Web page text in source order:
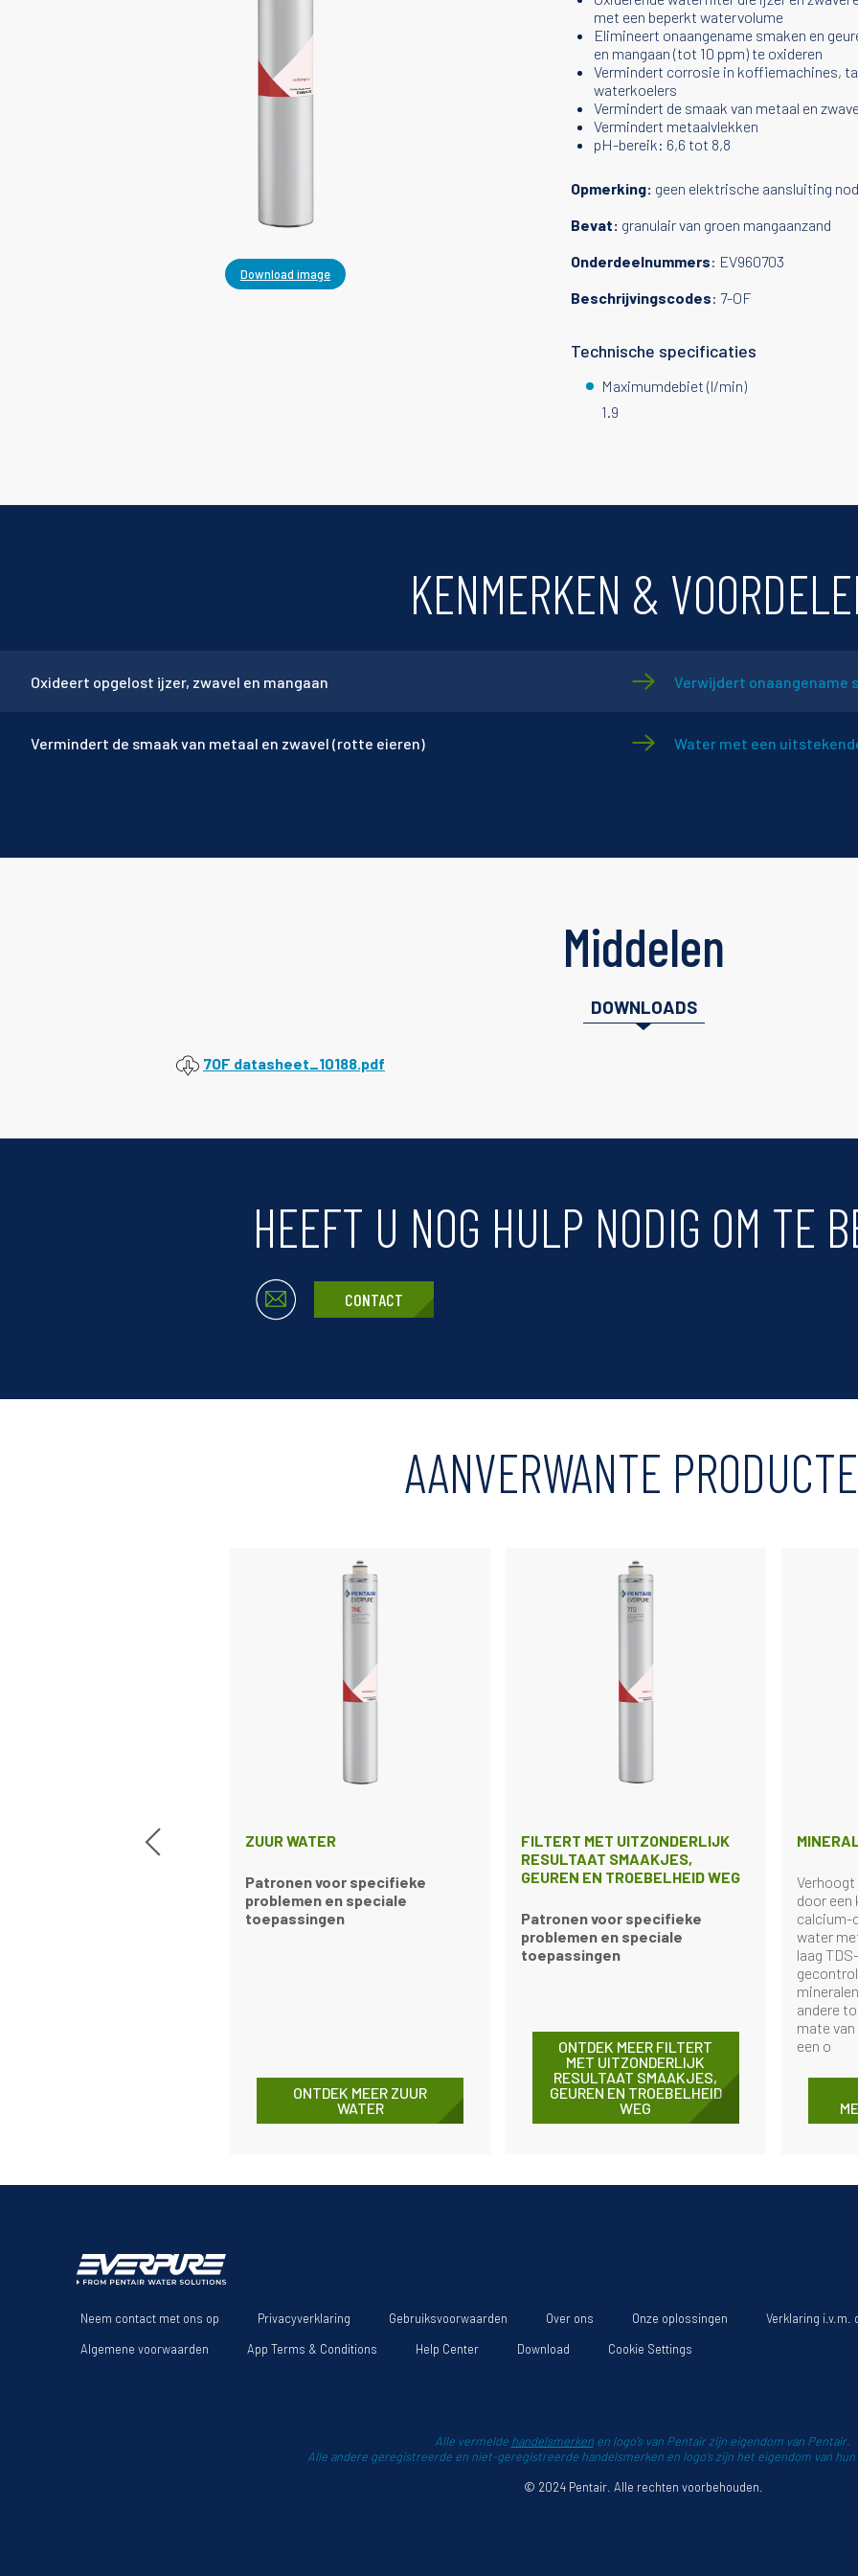
Download image
met een beperkt watervolume
Elimineert onaangename smaken en
en mangaan (tot 10 ppm) te oxideren
Vermindert corrosie in koffiemachines,
waterkoelers
Vermindert de smaak van metaal en
Vermindert metaalvlekken
pH-bereik: 6,6 tot 8,8
Opmerking: geen elektrische aansluiting
Bevat: granulair van groen mangaanzand
Onderdeelnummers: EV960703
Beschrijvingscodes: 7-OF
Technische specificaties
Maximumdebiet (l/min)
1.9
KENMERKEN &
Oxideert opgelost ijzer, zwavel en mangaan Verwijdert onaangename
Vermindert de smaak van metaal en zwavel (rotte eieren) Water met een
Middelen
DOWNLOADS
7OF datasheet_10188.pdf
HEEFT U NOG HULP NODIG OM TE
CONTACT
AANVERWANTE
ZUUR WATER
Patronen voor specifieke
problemen en speciale
toepassingen
ONTDEK MEER ZUUR
WATER
FILTERT MET UITZONDERLIJK
RESULTAAT SMAAKJES,
GEUREN EN TROEBELHEID WEG
Patronen voor specifieke
problemen en speciale
toepassingen
ONTDEK MEER FILTERT
MET UITZONDERLIJK
RESULTAAT SMAAKJES,
GEUREN EN TROEBELHEID
WEG
Verhoogt
door een
calcium-
water
laag
andere
mate
een o
Neem contact met ons op Privacyverklaring Gebruiksvoorwaarden Over ons Onze oplossingen
Verklaring i.v.m.
Algemene voorwaarden
App Terms & Conditions Help Center Download Cookie Settings
Alle vermelde handelsmerkenen logo’s van Pentair zijn eigendom van Pentair.
Alle andere geregistreerde en niet-geregistreerde handelsmerken en logo’s zijn het eigendom van
© 2024 Pentair. Alle rechten voorbehouden.